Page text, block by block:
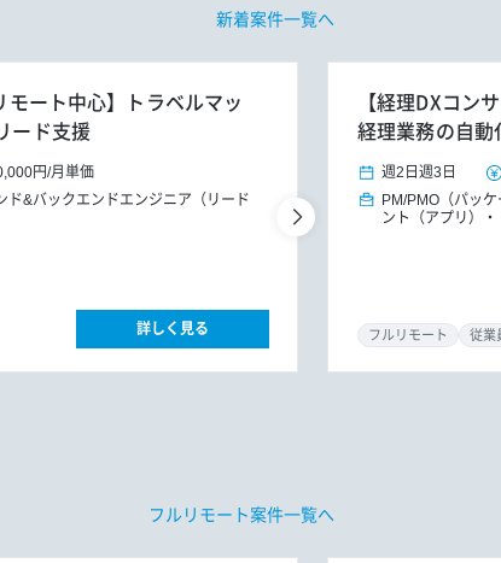
新着案件一覧へ
ート中心】トラベルマッ
ード支援
円/月単価
ド&バックエンドエンジニア（リード
詳しく見る
【経理DXコン
経理業務の自動
週2日 週3日
PM/PMO（パッ
ント（アプリ）
フルリモート 従業
フルリモート案件一覧へ